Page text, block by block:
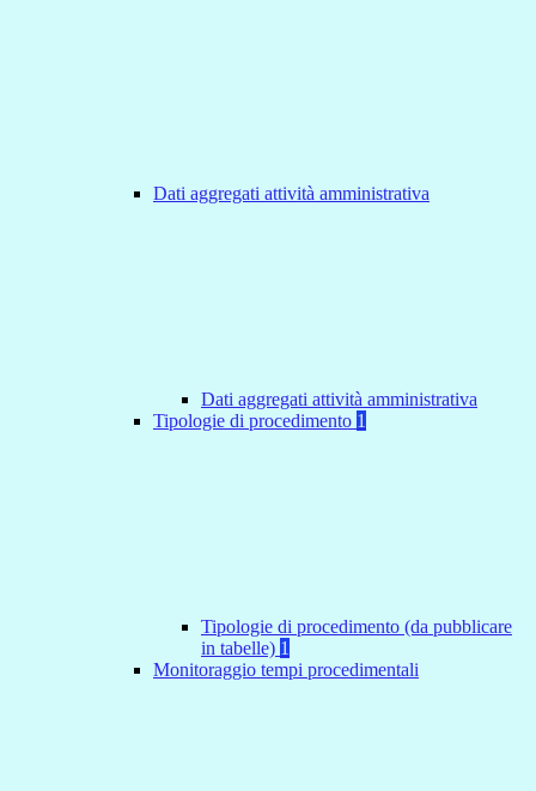
Dati aggregati attività amministrativa
Dati aggregati attività amministrativa
Tipologie di procedimento 1
Tipologie di procedimento (da pubblicare
in tabelle) 1
Monitoraggio tempi procedimentali